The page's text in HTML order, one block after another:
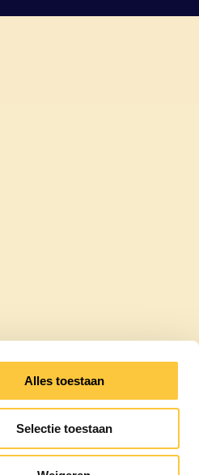
Alles toestaan
Selectie toestaan